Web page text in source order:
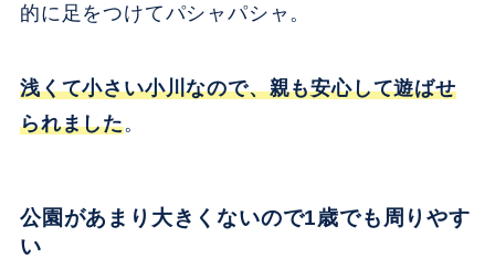
的に足をつけてパシャパシャ。
浅くて小さい小川なので、親も安心して遊ばせ
られました。
公園があまり大きくないので1歳でも周りやす
い